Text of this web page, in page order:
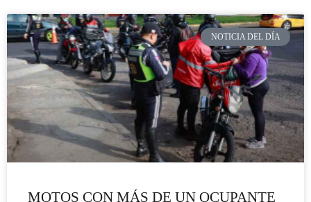
NOTICIA DEL DÍA
MOTOS CON MÁS DE UN OCUPANTE